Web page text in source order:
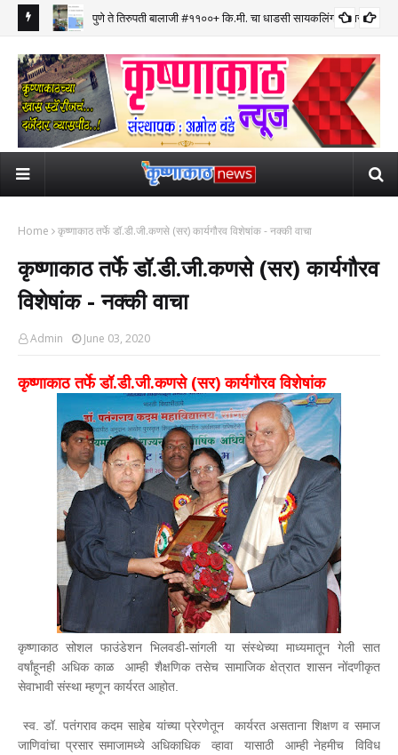
पुणे ते तिरुपती बालाजी #११००+ कि.मी. चा धाडसी सायकलिंग प्रवास पूर्ण
Home कृष्णाकाठ तर्फे डॉ.डी.जी.कणसे (सर) कार्यगौरव विशेषांक - नक्की वाचा
कृष्णाकाठ तर्फे डॉ.डी.जी.कणसे (सर) कार्यगौरव
विशेषांक - नक्की वाचा
Admin June 03, 2020
कृष्णाकाठ तर्फे डॉ.डी.जी.कणसे (सर) कार्यगौरव विशेषांक
कृष्णाकाठ सोशल फाउंडेशन भिलवडी-सांगली या संस्थेच्या माध्यमातून गेली सात
वर्षांहूनही अधिक काळ आम्ही शैक्षणिक तसेच सामाजिक क्षेत्रात शासन नोंदणीकृत
सेवाभावी संस्था म्हणून कार्यरत आहोत.
स्व. डॉ. पतंगराव कदम साहेब यांच्या प्रेरणेतून कार्यरत असताना शिक्षण व समाज
जाणिवांचा प्रसार समाजामध्ये अधिकाधिक व्हावा यासाठी आम्ही नेहमीच विविध